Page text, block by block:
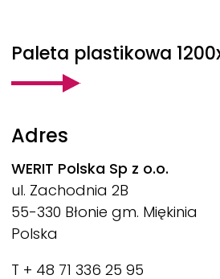
Paleta plastikowa
Adres
WERIT Polska Sp z o.o.
ul. Zachodnia 2B
55-330 Błonie gm. Miękinia
Polska
T + 48 71 336 25 95